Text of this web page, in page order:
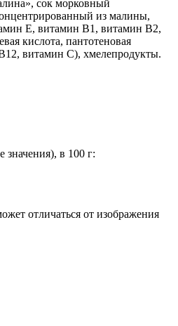
сок морковный
из малины,
Е, витамин В1, витамин В2,
кислота, пантотеновая
витамин С), хмелепродукты.
значения), в 100 г:
отличаться от изображения